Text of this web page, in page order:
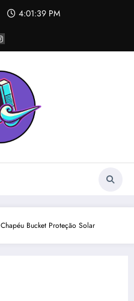
4:01:40 PM
Chapéu Bucket Proteção Solar